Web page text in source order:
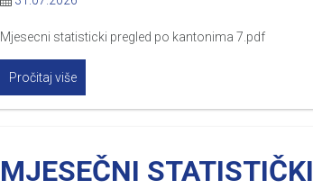
Mjesecni statisticki pregled po kantonima 7.pdf
Pročitaj više
MJESEČNI STATISTIČKI